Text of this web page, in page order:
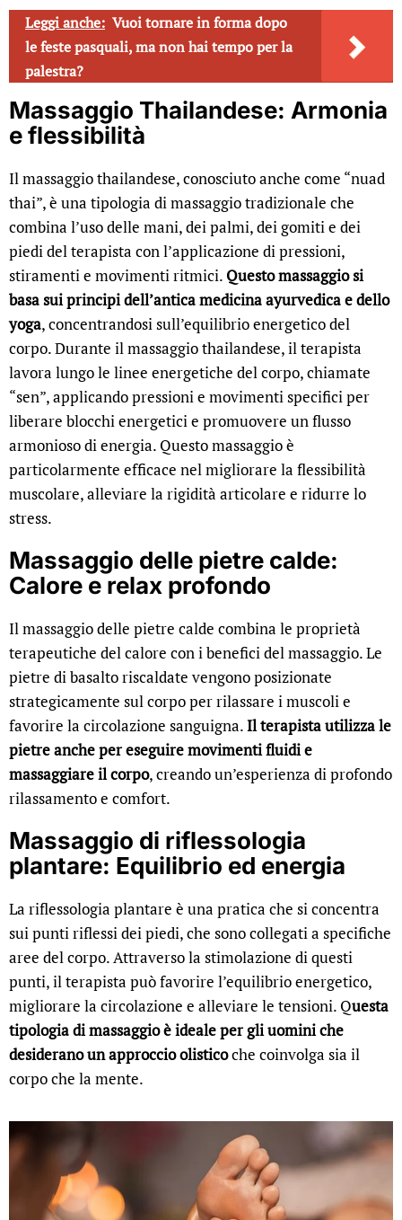
Leggi anche: Vuoi tornare in forma dopo
le feste pasquali, ma non hai tempo per la
palestra?
Massaggio Thailandese: Armonia
e flessibilità
Il massaggio thailandese, conosciuto anche come “nuad
thai”, è una tipologia di massaggio tradizionale che
combina l’uso delle mani, dei palmi, dei gomiti e dei
piedi del terapista con l’applicazione di pressioni,
stiramenti e movimenti ritmici. Questo massaggio si
basa sui principi dell’antica medicina ayurvedica e dello
yoga, concentrandosi sull’equilibrio energetico del
corpo. Durante il massaggio thailandese, il terapista
lavora lungo le linee energetiche del corpo, chiamate
“sen”, applicando pressioni e movimenti specifici per
liberare blocchi energetici e promuovere un flusso
armonioso di energia. Questo massaggio è
particolarmente efficace nel migliorare la flessibilità
muscolare, alleviare la rigidità articolare e ridurre lo
stress.
Massaggio delle pietre calde:
Calore e relax profondo
Il massaggio delle pietre calde combina le proprietà
terapeutiche del calore con i benefici del massaggio. Le
pietre di basalto riscaldate vengono posizionate
strategicamente sul corpo per rilassare i muscoli e
favorire la circolazione sanguigna.Il terapista utilizza le
pietre anche per eseguire movimenti fluidi e
massaggiare il corpo, creando un’esperienza di profondo
rilassamento e comfort.
Massaggio di riflessologia
plantare: Equilibrio ed energia
La riflessologia plantare è una pratica che si concentra
sui punti riflessi dei piedi, che sono collegati a specifiche
aree del corpo. Attraverso la stimolazione di questi
punti, il terapista può favorire l’equilibrio energetico,
migliorare la circolazione e alleviare le tensioni. Questa
tipologia di massaggio è ideale per gli uomini che
desiderano un approccio olisticoche coinvolga sia il
corpo che la mente.